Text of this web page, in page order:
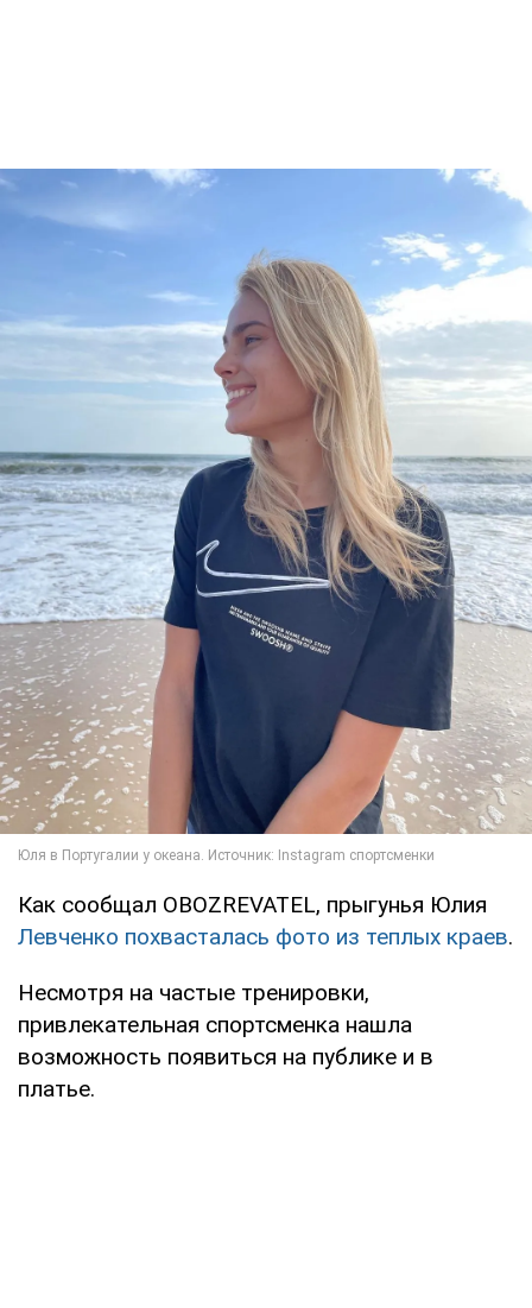
Как сообщал OBOZREVATEL, прыгунья Юлия
Левченко похвасталась фото из теплых краев.
Несмотря на частые тренировки,
привлекательная спортсменка нашла
возможность появиться на публике и в
платье.